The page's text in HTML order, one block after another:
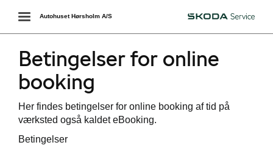
Toggle
navigation
Škoda
Autohuset Hørsholm A/S
Betingelser for online
booking
Her findes betingelser for online booking af tid på
værksted også kaldet eBooking.
Betingelser